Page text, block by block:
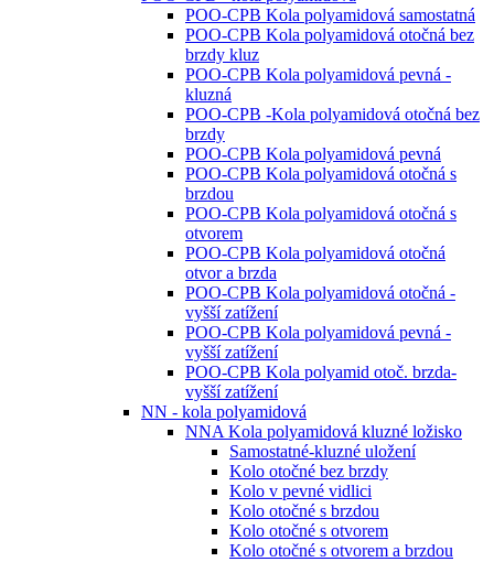
POO-CPB Kola polyamidová samostatná
POO-CPB Kola polyamidová otočná bez
brzdy kluz
POO-CPB Kola polyamidová pevná -
kluzná
POO-CPB -Kola polyamidová otočná bez
brzdy
POO-CPB Kola polyamidová pevná
POO-CPB Kola polyamidová otočná s
brzdou
POO-CPB Kola polyamidová otočná s
otvorem
POO-CPB Kola polyamidová otočná
otvor a brzda
POO-CPB Kola polyamidová otočná -
vyšší zatížení
POO-CPB Kola polyamidová pevná -
vyšší zatížení
POO-CPB Kola polyamid otoč. brzda-
vyšší zatížení
NN - kola polyamidová
NNA Kola polyamidová kluzné ložisko
Samostatné-kluzné uložení
Kolo otočné bez brzdy
Kolo v pevné vidlici
Kolo otočné s brzdou
Kolo otočné s otvorem
Kolo otočné s otvorem a brzdou